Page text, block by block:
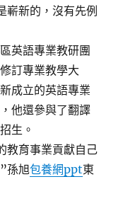
新的，沒有先例
英語專業教研團
訂專業教學大
成立的英語專業
他還參與了翻譯
生。
教育事業貢獻自己
孫旭包養網ppt東